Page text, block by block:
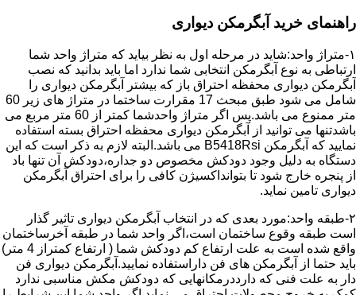
راهنمای خرید آبگرمکن دیواری
۱-متراژ واحد:شاید در مرحله اول به نظر بیاید که متراژ واحد شما
ارتباطی به نوع آبگرمکن انتخابی شما ندارد اما باید بدانید که نصب
آبگرمکن دیواری محفظه احتراق باز که بیشتر آبگرمکن دیواری را
شامل می شود طبق مبحث 17 مقرارت ساختما در متراژ های زیر 60
متر ممنوع می باشد.پس اگر متراژ واحدشما کمتر از 60 متر مربع می
باشدتنها می توانید از آبگرمکن دیواری محفظه احتراق بسته استفاده
نمایید که آبگرمکن B5418Rsi می باشد.البته لازم به ذکر است که این
دستگاه به دلیل وجود دودکش مخصوص دو جداره،دودکش آن تنها باد
از پنجره خارج شود تا بتوانداکسیژن کافی را برای احتراق آبگرمکن
دیواری تامین نماید.
۲-طبقه واحد:مورد بعدی که در انتخاب آبگرمکن دیواری تاثیر گذار
است طبقه وقوع ساختمان است،اگر واحد شما در طبقه آخرساختمان
واقع شده است به علت ارتفاع کم دودکش شما ( ارتفاع کمتراز 4 متر)
باید حتما از آبگرمکن های فن داراستفاده نمایید.آبگرمکن دیواری فن
دار به علت فنی که دارددرمکانهایی که دودکش مکش مناسبی ندارد